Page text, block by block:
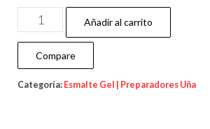
Añadir al carrito
Compare
Categoría: Esmalte Gel | Preparadores Uña